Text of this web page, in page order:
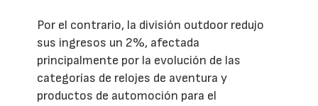
Por el contrario, la división outdoor redujo
sus ingresos un 2%, afectada
principalmente por la evolución de las
categorías de relojes de aventura y
productos de automoción para el